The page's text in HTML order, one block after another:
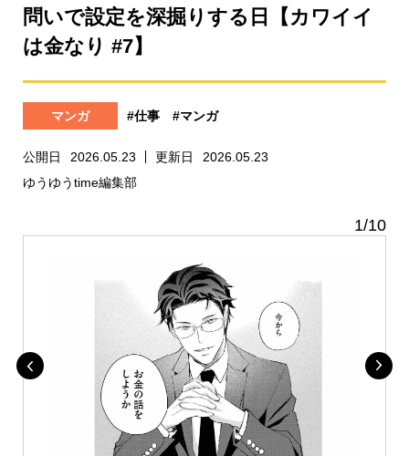
問いで設定を深掘りする日【カワイイ
は金なり #7】
マンガ #仕事 #マンガ
公開日 2026.05.23 更新日
2026.05.23
ゆうゆうtime編集部
1/10